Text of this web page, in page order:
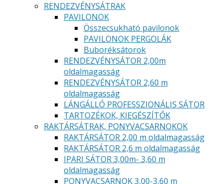
RENDEZVÉNYSÁTRAK
PAVILONOK
Összecsukható pavilonok
PAVILONOK PERGOLÁK
Buboréksátorok
RENDEZVÉNYSÁTOR 2,00m
oldalmagasság
RENDEZVÉNYSÁTOR 2,60 m
oldalmagasság
LÁNGÁLLÓ PROFESSZIONÁLIS SÁTOR
TARTOZÉKOK, KIEGÉSZÍTŐK
RAKTÁRSÁTRAK, PONYVACSARNOKOK
RAKTÁRSÁTOR 2,00 m oldalmagasság
RAKTÁRSÁTOR 2,6 m oldalmagasság
IPARI SÁTOR 3,00m- 3,60 m
oldalmagasság
PONYVACSARNOK 3,00-3,60 m